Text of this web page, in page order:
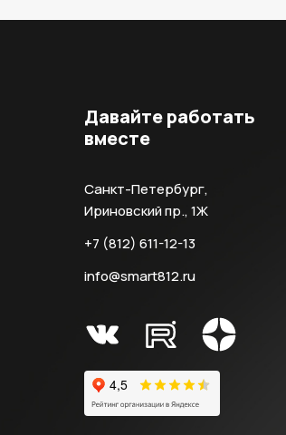
Давайте работать
вместе
Санкт-Петербург,
Ириновский пр., 1Ж
+7 (812) 611-12-13
info@smart812.ru